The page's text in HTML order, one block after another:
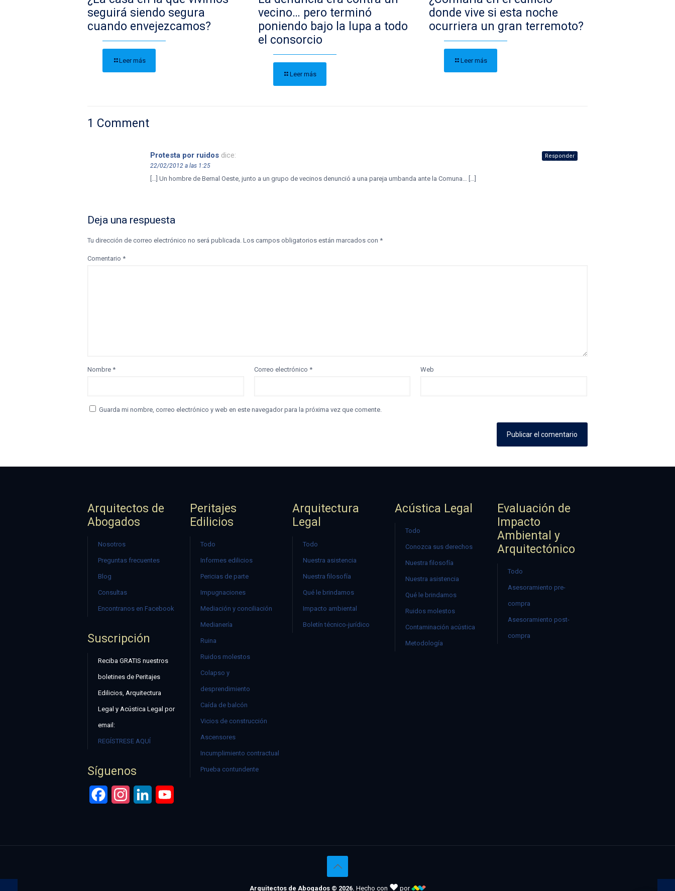
seguirá siendo segura
cuando envejezcamos?
Leer más
vecino… pero terminó
poniendo bajo la lupa a todo
el consorcio
Leer más
donde vive si esta noche
ocurriera un gran terremoto?
Leer más
1 Comment
Protesta por ruidos dice:
22/02/2012 a las 1:25
[…] Un hombre de Bernal Oeste, junto a un grupo de vecinos denunció a una pareja umbanda ante la Comuna… […]
Responder
Deja una respuesta
Tu dirección de correo electrónico no será publicada. Los campos obligatorios están marcados con *
Comentario *
Nombre * Correo electrónico * Web
Guarda mi nombre, correo electrónico y web en este navegador para la próxima vez que comente.
Arquitectos de
Abogados
Nosotros
Preguntas frecuentes
Blog
Consultas
Encontranos en Facebook
Suscripción
Reciba GRATIS nuestros
boletines de Peritajes
Edilicios, Arquitectura
Legal y Acústica Legal por
email:
REGÍSTRESE AQUÍ
Síguenos
FacebookInstagramLinkedIn
Peritajes
Edilicios
Todo
Informes edilicios
Pericias de parte
Impugnaciones
Mediación y conciliación
Medianería
Ruina
Ruidos molestos
Colapso y
desprendimiento
Caída de balcón
Vicios de construcción
Ascensores
Incumplimiento contractual
Prueba contundente
Arquitectura
Legal
Todo
Nuestra asistencia
Nuestra filosofía
Qué le brindamos
Impacto ambiental
Boletín técnico-jurídico
Acústica Legal
Todo
Conozca sus derechos
Nuestra filosofía
Nuestra asistencia
Qué le brindamos
Ruidos molestos
Contaminación acústica
Metodología
Evaluación de
Impacto
Ambiental y
Arquitectónico
Todo
Asesoramiento pre-
compra
Asesoramiento post-
compra
Arquitectos de Abogados © 2026. Hecho con ♥ por